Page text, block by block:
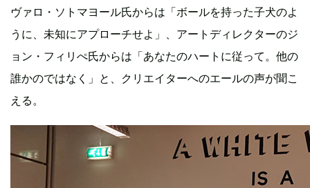
ヴァロ・ソトマヨール氏からは「ボールを持った子犬のよ
うに、未知にアプローチせよ」、アートディレクターのジ
ョン・フィリぺ氏からは「あなたのハートに従って。他の
誰かのではなく」と、クリエイターへのエールの声が聞こ
える。